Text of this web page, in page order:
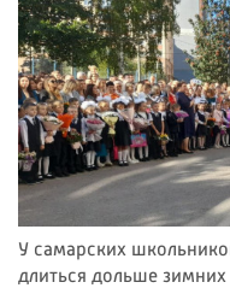
У самарских
длиться дольше зимних